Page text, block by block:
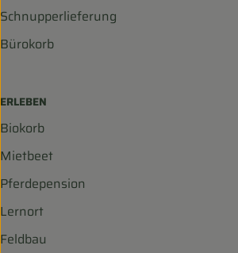
Schnupperlieferung
Bürokorb
ERLEBEN
Biokorb
Mietbeet
Pferdepension
Lernort
Feldbau